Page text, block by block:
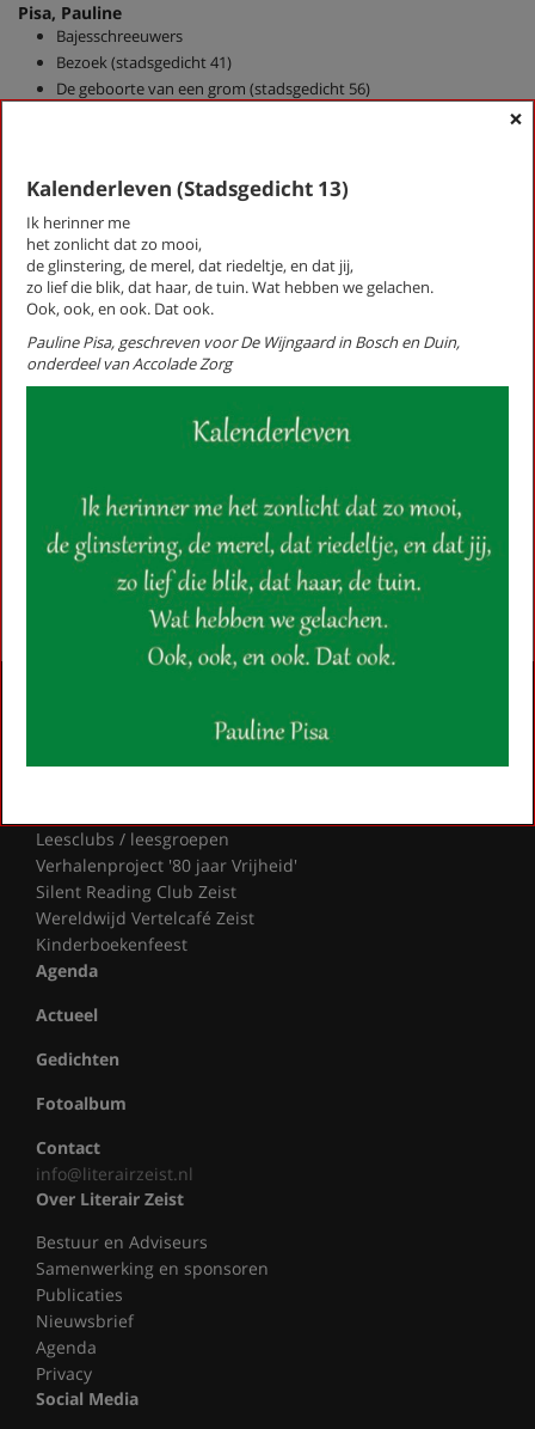
Pisa, Pauline
Bajesschreeuwers
Bezoek (stadsgedicht 41)
De geboorte van een grom (stadsgedicht 56)
Eilandgasten(Stadsgedicht 7)
Hart voor de democratie (Stadsgedicht 57)
Herdenken (stadsgedicht 25)
Hertsonnet (stadsgedicht 6)
Hoofdpaleis
Nepvachtaaien (Stadsgedicht 38)
Nieuwjaar (stadsgedicht 45)
Over de grens val je van de wereld
Paviljoen Den Dolder (3) (Stadsgedicht 11)
Snoepkast in Zeist (Stadsgedicht 8)
Previous 2 ›Next»Last
×
Kalenderleven (Stadsgedicht 13)
Ik herinner me
het zonlicht dat zo mooi,
de glinstering, de merel, dat riedeltje, en dat jij,
zo lief die blik, dat haar, de tuin. Wat hebben we gelachen.
Ook, ook, en ook. Dat ook.
Pauline Pisa, geschreven voor De Wijngaard in Bosch en Duin,
onderdeel van Accolade Zorg
Lezingen door en over schrijvers
Leesclubs / leesgroepen
Verhalenproject '80 jaar Vrijheid'
Silent Reading Club Zeist
Wereldwijd Vertelcafé Zeist
Kinderboekenfeest
Agenda
Actueel
Gedichten
Fotoalbum
Contact
info@literairzeist.nl
Over Literair Zeist
Bestuur en Adviseurs
Samenwerking en sponsoren
Publicaties
Nieuwsbrief
Agenda
Privacy
Social Media